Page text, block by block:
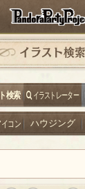
イラスト検索
検索 イラストレーター
コン ハウジング